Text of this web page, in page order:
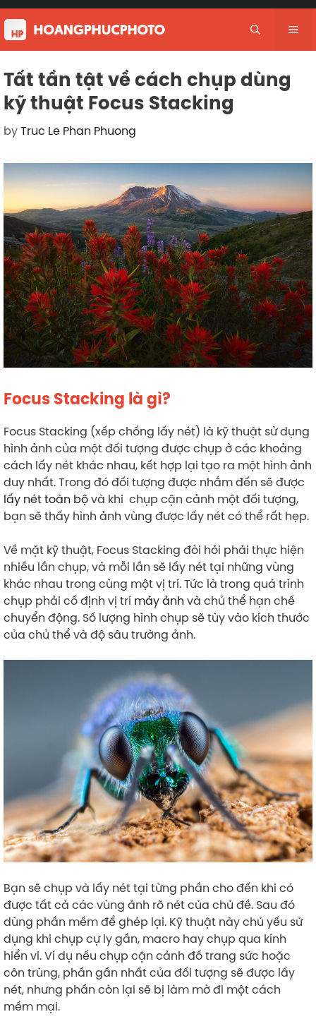
Skip
to
content
Tất tần tật về cách chụp dùng
kỹ thuật Focus Stacking
byTruc Le Phan Phuong
Focus Stacking là gì?
Focus Stacking (xếp chồng lấy nét) là kỹ thuật sử dụng
hình ảnh của một đối tượng được chụp ở các khoảng
cách lấy nét khác nhau, kết hợp lại tạo ra một hình ảnh
duy nhất. Trong đó đối tượng được nhắm đến sẽ được
lấy nét toàn bộvà khi chụp cận cảnh một đối tượng,
bạn sẽ thấy hình ảnh vùng được lấy nét có thể rất hẹp.
Về mặt kỹ thuật, Focus Stacking đòi hỏi phải thực hiện
nhiều lần chụp, và mỗi lần sẽ lấy nét tại những vùng
khác nhau trong cùng một vị trí. Tức là trong quá trình
chụp phải cố định vị trí máy ảnh và chủ thể hạn chế
chuyển động. Số lượng hình chụp sẽ tùy vào kích thước
của chủ thể và độ sâu trường ảnh.
Bạn sẽ chụp và lấy nét tại từng phần cho đến khi có
được tất cả các vùng ảnh rõ nét của chủ đề. Sau đó
dùng phần mềm để ghép lại. Kỹ thuật này chủ yếu sử
dụng khi chụp cự ly gần, macro hay chụp qua kính
hiển vi. Ví dụ nếu chụp cận cảnh đồ trang sức hoặc
côn trùng, phần gần nhất của đối tượng sẽ được lấy
nét, nhưng phần còn lại sẽ bị làm mờ đi một cách
mềm mại.